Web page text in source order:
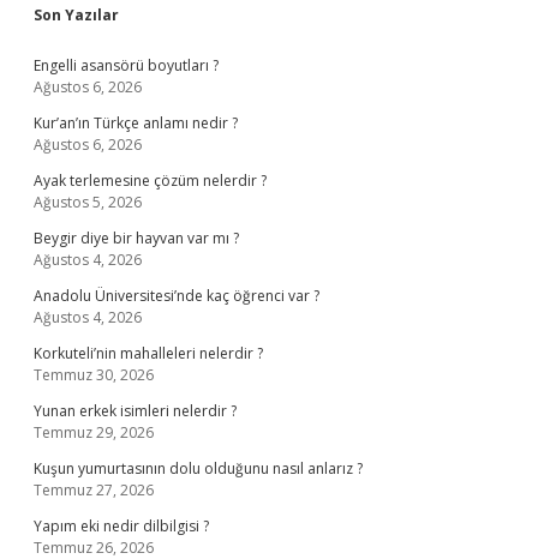
Sidebar
Son Yazılar
Engelli asansörü boyutları ?
Ağustos 6, 2026
Kur’an’ın Türkçe anlamı nedir ?
Ağustos 6, 2026
Ayak terlemesine çözüm nelerdir ?
Ağustos 5, 2026
Beygir diye bir hayvan var mı ?
Ağustos 4, 2026
Anadolu Üniversitesi’nde kaç öğrenci var ?
Ağustos 4, 2026
Korkuteli’nin mahalleleri nelerdir ?
Temmuz 30, 2026
Yunan erkek isimleri nelerdir ?
Temmuz 29, 2026
Kuşun yumurtasının dolu olduğunu nasıl anlarız ?
Temmuz 27, 2026
Yapım eki nedir dilbilgisi ?
Temmuz 26, 2026